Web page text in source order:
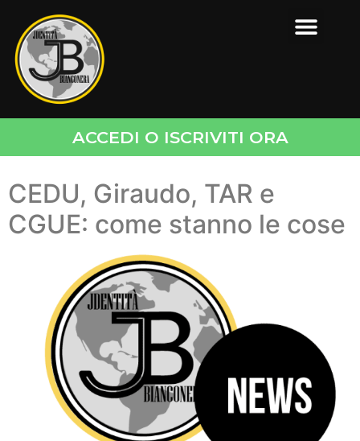
ACCEDI O ISCRIVITI ORA
CEDU, Giraudo, TAR e
CGUE: come stanno le cose